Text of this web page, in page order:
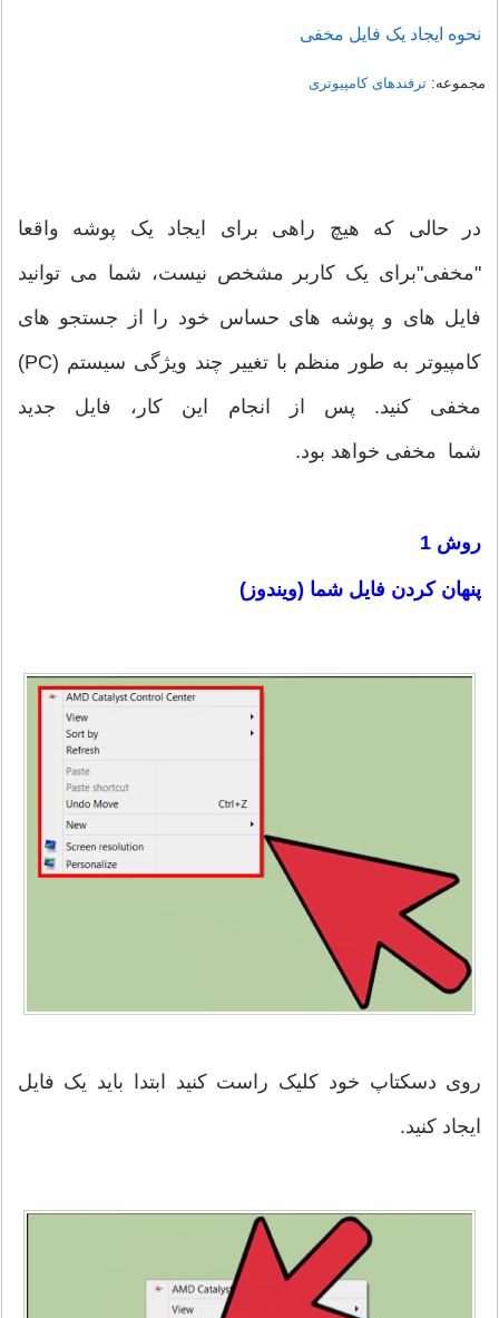
نحوه ایجاد یک فایل مخفی
مجموعه:ترفندهای کامپیوتری
در حالی که هیچ راهی برای ایجاد یک پوشه واقعا
"مخفی"برای یک کاربر مشخص نیست، شما می توانید
فایل های و پوشه های حساس خود را از جستجو های
کامپیوتر به طور منظم با تغییر چند ویژگی سیستم (PC)
مخفی کنید. پس از انجام این کار، فایل جدید
شما مخفی خواهد بود.
روش 1
پنهان کردن فایل شما (ویندوز)
روی دسکتاپ خود کلیک راست کنید ابتدا باید یک فایل
ایجاد کنید.